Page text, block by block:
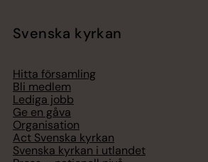
Svenska kyrkan
Hitta församling
Bli medlem
Lediga jobb
Ge en gåva
Organisation
Act Svenska kyrkan
Svenska kyrkan i utlandet